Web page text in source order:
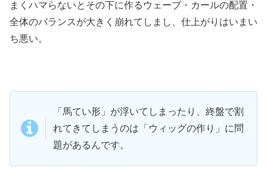
まくハマらないとその下に作るウェーブ・カールの配置・
全体のバランスが大きく崩れてしまし、仕上がりはいまい
ち悪い。
「馬てい形」が浮いてしまったり、終盤で割
れてきてしまうのは「ウィッグの作り」に問
題があるんです。